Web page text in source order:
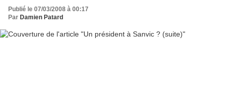
Publié le 07/03/2008 à 00:17
Par Damien Patard